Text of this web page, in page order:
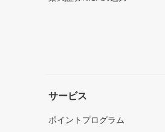
サービス
ポイントプログラム